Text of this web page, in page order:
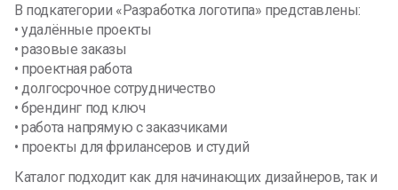
В подкатегории «Разработка логотипа» представлены:
• удалённые проекты
• разовые заказы
• проектная работа
• долгосрочное сотрудничество
• брендинг под ключ
• работа напрямую с заказчиками
• проекты для фрилансеров и студий
Каталог подходит как для начинающих дизайнеров, так и